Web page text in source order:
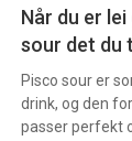
Dagens
rett
Når du er
sour det du
Pisco sour er
drink, og den
passer perfekt